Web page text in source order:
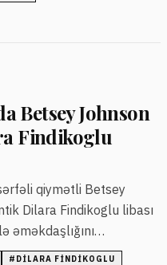
Betsey Johnson
Findikoglu
qiymətli Betsey
Dilara Findikoglu libası
əməkdaşlığını
# DILARA FINDIKOGLU